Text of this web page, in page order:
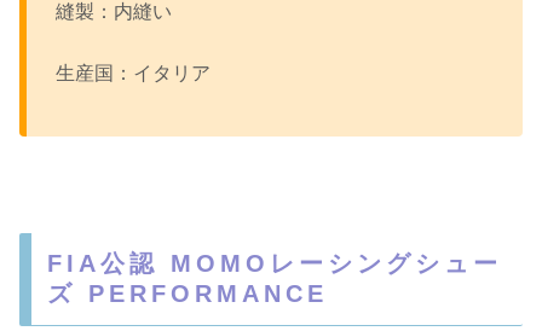
縫製：内縫い
生産国：イタリア
FIA公認 MOMOレーシングシュー
ズ PERFORMANCE